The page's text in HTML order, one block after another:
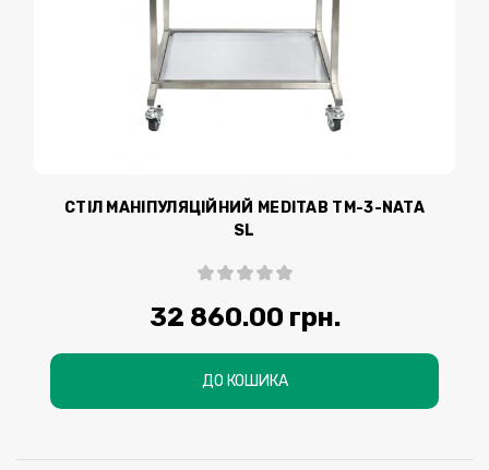
СТІЛ МАНІПУЛЯЦІЙНИЙ MEDITAB TM-3-NATA
SL
32 860.00 грн.
ДО КОШИКА